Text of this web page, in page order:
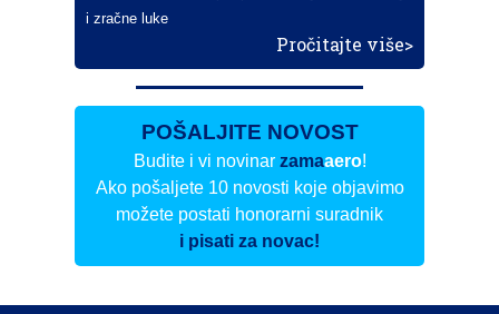
i zračne luke
Pročitajte više>
POŠALJITE NOVOST
Budite i vi novinar zamaaero!
Ako pošaljete 10 novosti koje objavimo
možete postati honorarni suradnik
i pisati za novac!